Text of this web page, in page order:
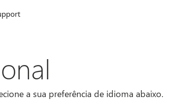
a sua preferência de idioma abaixo.